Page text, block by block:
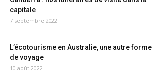
capitale
7 septembre 2022
L’écotourisme en Australie, une autre forme
de voyage
10 août 2022